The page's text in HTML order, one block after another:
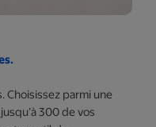
Choisissez parmi une
300 de vos